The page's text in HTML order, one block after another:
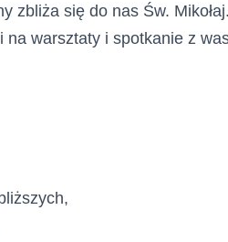
zbliża się do nas Św.
warsztaty i spotkanie z